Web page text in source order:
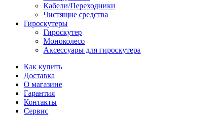
Кабели/Переходники
Чистящие средства
Гироскутеры
Гироскутер
Моноколесо
Аксессуары для гироскутера
Как купить
Доставка
О магазине
Гарантия
Контакты
Сервис